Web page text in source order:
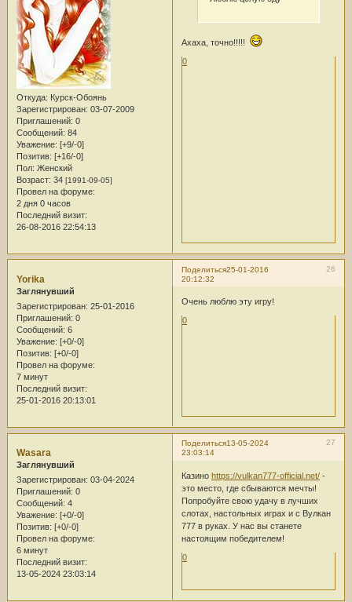
Откуда: Курск-Обоянь
Зарегистрирован: 03-07-2009
Приглашений: 0
Сообщений: 84
Уважение: [+9/-0]
Позитив: [+16/-0]
Пол: Женский
Возраст: 34 [1991-09-05]
Провел на форуме:
2 дня 0 часов
Последний визит:
26-08-2016 22:54:13
Ахаха, точно!!!!!
0
Поделиться 26
25-01-2016
20:12:32
Yorika
Заглянувший
Зарегистрирован: 25-01-2016
Приглашений: 0
Сообщений: 6
Уважение: [+0/-0]
Позитив: [+0/-0]
Провел на форуме:
7 минут
Последний визит:
25-01-2016 20:13:01
Очень люблю эту игру!
0
Поделиться 27
13-05-2024
23:03:14
Wasara
Заглянувший
Зарегистрирован: 03-04-2024
Приглашений: 0
Сообщений: 4
Уважение: [+0/-0]
Позитив: [+0/-0]
Провел на форуме:
6 минут
Последний визит:
13-05-2024 23:03:14
Казино https://vulkan777-official.net/-
это место, где сбываются мечты!
Попробуйте свою удачу в лучших
слотах, настольных играх и с Вулкан
777 в руках. У нас вы станете
настоящим победителем!
0